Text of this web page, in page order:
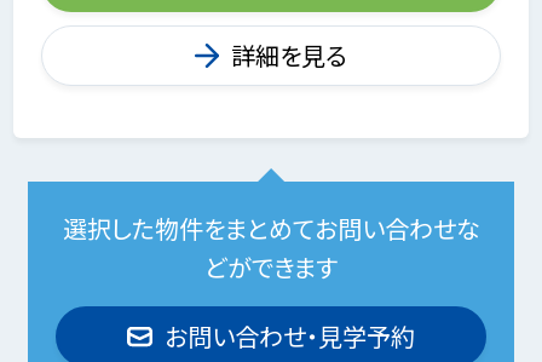
詳細を見る
選択した物件をまとめてお問い合わせな
どができます
お問い合わせ・見学予約